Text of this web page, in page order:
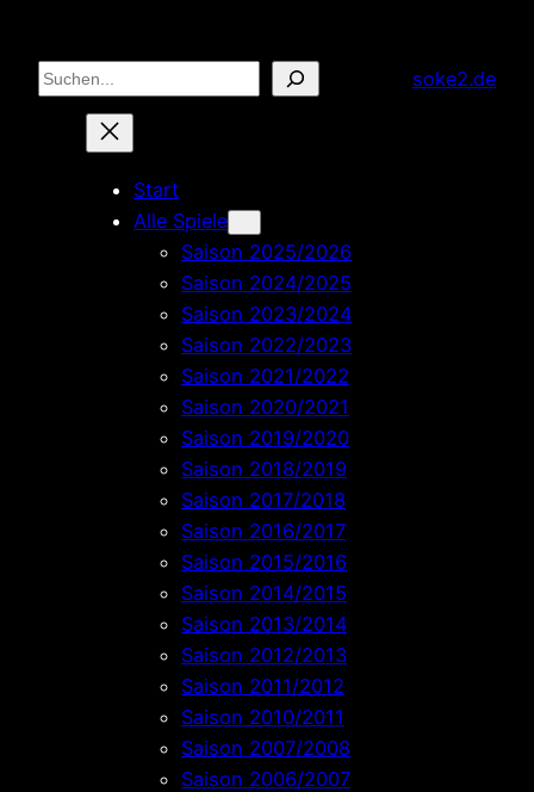
Inhalt
springen
Suchen soke2.de
Start
Alle Spiele
Saison 2025/2026
Saison 2024/2025
Saison 2023/2024
Saison 2022/2023
Saison 2021/2022
Saison 2020/2021
Saison 2019/2020
Saison 2018/2019
Saison 2017/2018
Saison 2016/2017
Saison 2015/2016
Saison 2014/2015
Saison 2013/2014
Saison 2012/2013
Saison 2011/2012
Saison 2010/2011
Saison 2007/2008
Saison 2006/2007